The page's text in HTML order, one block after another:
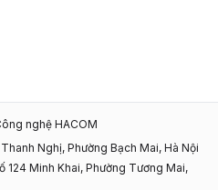
nghệ HACOM
Nghị, Phường Bạch Mai, Hà Nội
124 Minh Khai, Phường Tương Mai,